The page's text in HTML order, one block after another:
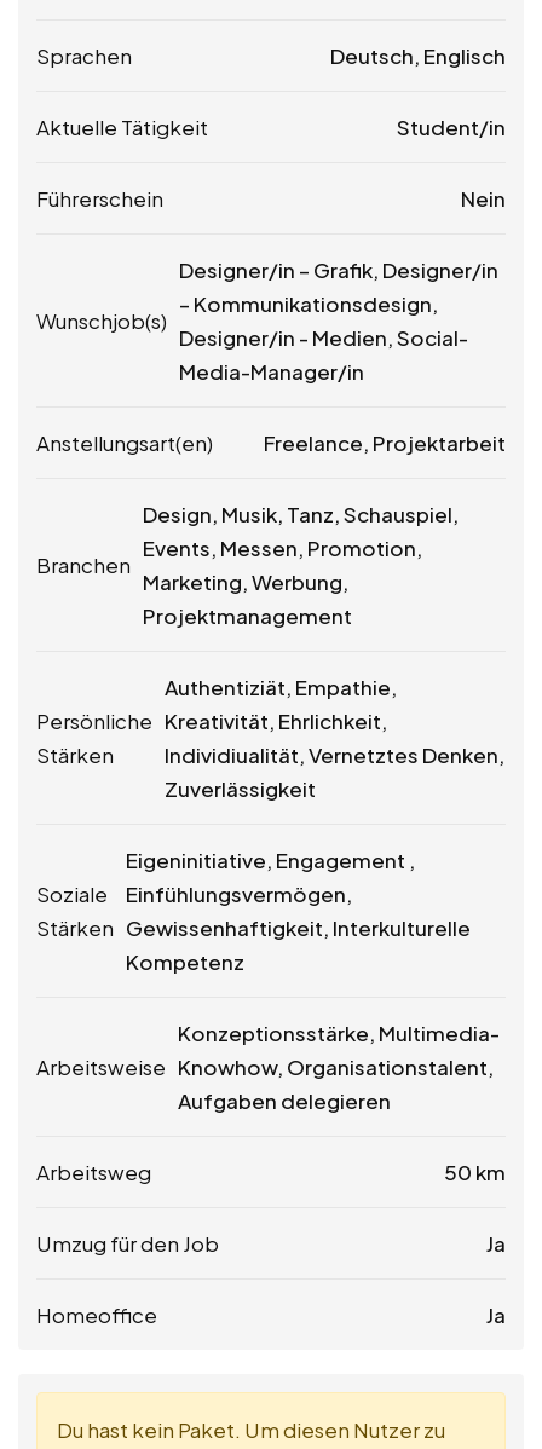
Sprachen Deutsch, Englisch
Aktuelle Tätigkeit Student/in
Führerschein Nein
Wunschjob(s)
Designer/in – Grafik, Designer/in
– Kommunikationsdesign,
Designer/in - Medien, Social-
Media-Manager/in
Anstellungsart(en) Freelance, Projektarbeit
Branchen
Design, Musik, Tanz, Schauspiel,
Events, Messen, Promotion,
Marketing, Werbung,
Projektmanagement
Persönliche
Stärken
Authentiziät, Empathie,
Kreativität, Ehrlichkeit,
Individiualität, Vernetztes Denken,
Zuverlässigkeit
Soziale
Stärken
Eigeninitiative, Engagement ,
Einfühlungsvermögen,
Gewissenhaftigkeit, Interkulturelle
Kompetenz
Arbeitsweise
Konzeptionsstärke, Multimedia-
Knowhow, Organisationstalent,
Aufgaben delegieren
Arbeitsweg 50 km
Umzug für den Job Ja
Homeoffice Ja
Du hast kein Paket. Um diesen Nutzer zu